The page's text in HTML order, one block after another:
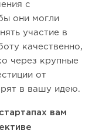
с
они могли
участие в
качественно,
через крупные
от
в вашу идею.
вам